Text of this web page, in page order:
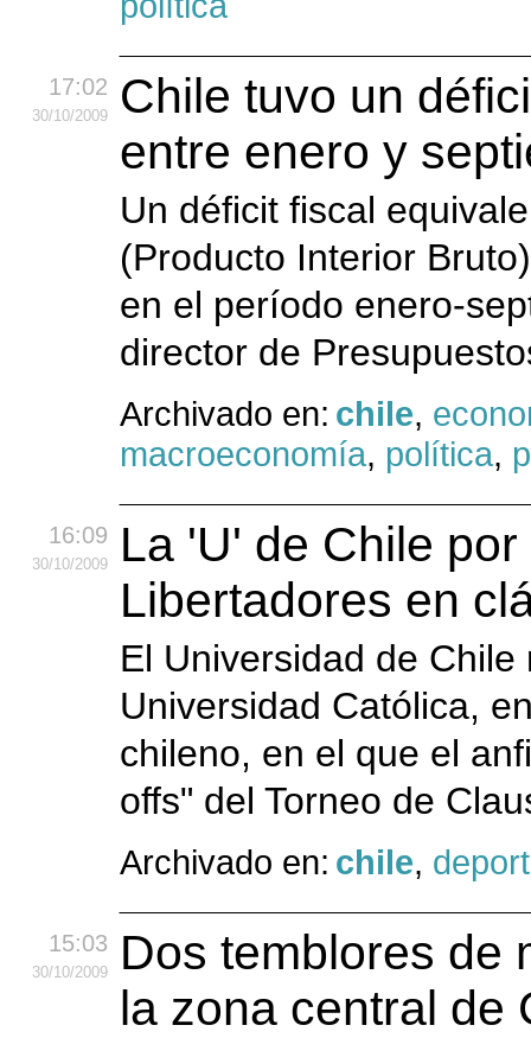
17:02
30/10/2009
Chile tuvo un
entre enero y
Un déficit fiscal
(Producto Interior
en el período enero-
director de
Archivado en: chile,
macroeconomía, política,
16:09
30/10/2009
La 'U' de Chile
Libertadores en
El Universidad de
Universidad Católica,
chileno, en el que el
offs" del Torneo de
Archivado en: chile,
15:03
30/10/2009
Dos temblores de
la zona central de